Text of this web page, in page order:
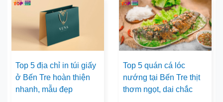
Top 5 địa chỉ in túi giấy
ở Bến Tre hoàn thiện
nhanh, mẫu đẹp
Top 5 quán cá lóc
nướng tại Bến Tre thịt
thơm ngọt, dai chắc